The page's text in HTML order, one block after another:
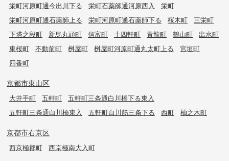
栄町河原町通今出川下る
栄町石薬師通河原西入
栄町
栄町河原町通石薬師上る
栄町河原町通石薬師下る 桜木町
三栄町
下塔之段町
新烏丸頭町 信富町 十四軒町 青龍町 鶴山町
出水町
東桜町
不動前町 桝屋町 桝屋町河原町通丸太町上る
宮垣町
四番町
京都市東山区
大井手町 五軒町
五軒町三条通白川橋下る東入
五軒町三条通白川橋東入
五軒町白川筋三条下る 西町 柚之木町
京都市右京区
西京極郡町 西京極南大入町